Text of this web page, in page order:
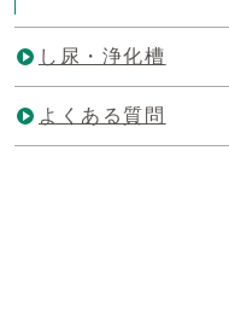
し尿・浄化槽
よくある質問